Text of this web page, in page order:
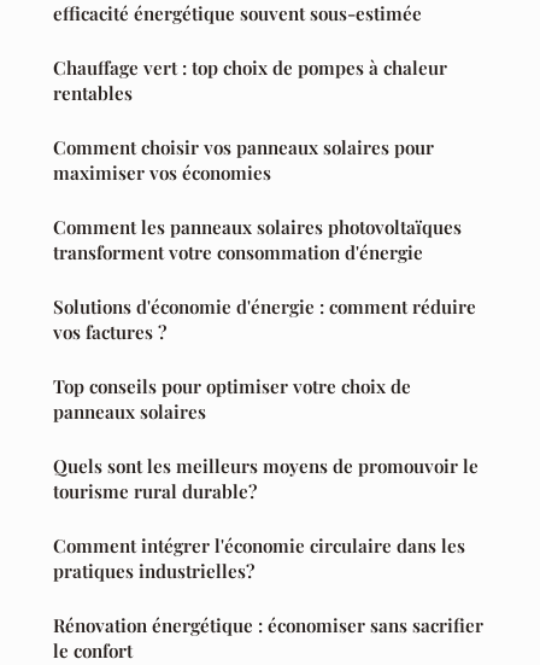
efficacité énergétique souvent sous-estimée
Chauffage vert : top choix de pompes à chaleur
rentables
Comment choisir vos panneaux solaires pour
maximiser vos économies
Comment les panneaux solaires photovoltaïques
transforment votre consommation d'énergie
Solutions d'économie d'énergie : comment réduire
vos factures ?
Top conseils pour optimiser votre choix de
panneaux solaires
Quels sont les meilleurs moyens de promouvoir le
tourisme rural durable?
Comment intégrer l'économie circulaire dans les
pratiques industrielles?
Rénovation énergétique : économiser sans sacrifier
le confort